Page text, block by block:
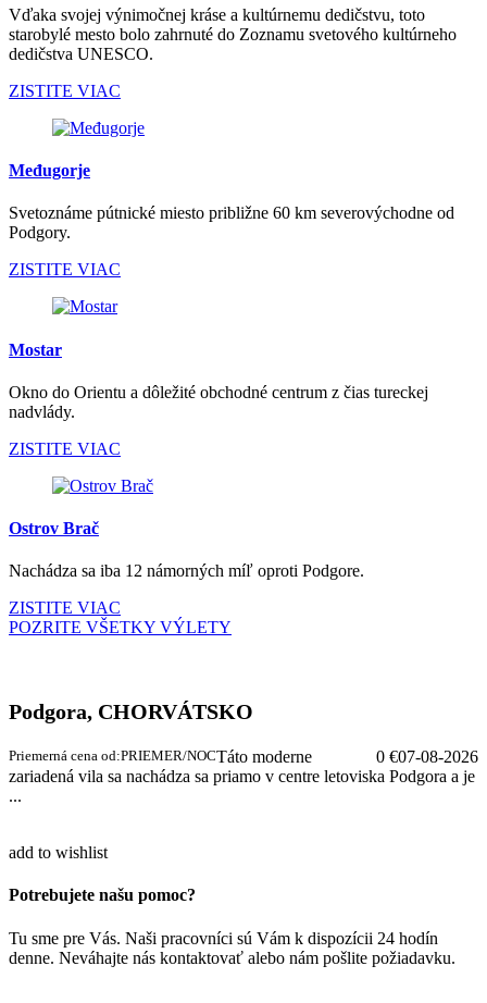
Vďaka svojej výnimočnej kráse a kultúrnemu dedičstvu, toto
starobylé mesto bolo zahrnuté do Zoznamu svetového kultúrneho
dedičstva UNESCO.
ZISTITE VIAC
Međugorje
Svetoznáme pútnické miesto približne 60 km severovýchodne od
Podgory.
ZISTITE VIAC
Mostar
Okno do Orientu a dôležité obchodné centrum z čias tureckej
nadvlády.
ZISTITE VIAC
Ostrov Brač
Nachádza sa iba 12 námorných míľ oproti Podgore.
ZISTITE VIAC
POZRITE VŠETKY VÝLETY
Podgora, CHORVÁTSKO
Priemerná cena od: 07-08-2026
PRIEMER/NOC 0 €
Táto moderne
zariadená vila sa nachádza sa priamo v centre letoviska Podgora a je
...
add to wishlist
Potrebujete našu pomoc?
Tu sme pre Vás. Naši pracovníci sú Vám k dispozícii 24 hodín
denne. Neváhajte nás kontaktovať alebo nám pošlite požiadavku.